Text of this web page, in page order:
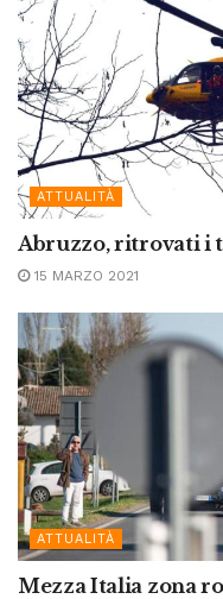
ATTUALITÀ
Abruzzo, ritrovati i
15 MARZO 2021
ATTUALITÀ
Mezza Italia zona